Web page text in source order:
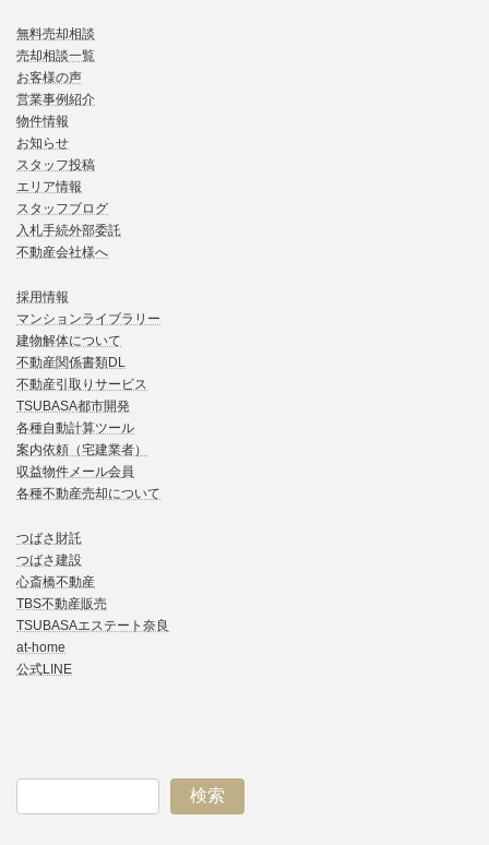
無料売却相談
売却相談一覧
お客様の声
営業事例紹介
物件情報
お知らせ
スタッフ投稿
エリア情報
スタッフブログ
入札手続外部委託
不動産会社様へ
採用情報
マンションライブラリー
建物解体について
不動産関係書類DL
不動産引取りサービス
TSUBASA都市開発
各種自動計算ツール
案内依頼（宅建業者）
収益物件メール会員
各種不動産売却について
つばさ財託
つばさ建設
心斎橋不動産
TBS不動産販売
TSUBASAエステート奈良
at-home
公式LINE
検索